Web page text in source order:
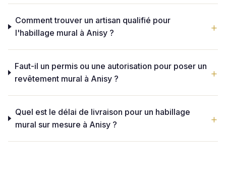
Comment trouver un artisan qualifié pour
l'habillage mural à Anisy ?
Faut-il un permis ou une autorisation pour poser un
revêtement mural à Anisy ?
Quel est le délai de livraison pour un habillage
mural sur mesure à Anisy ?